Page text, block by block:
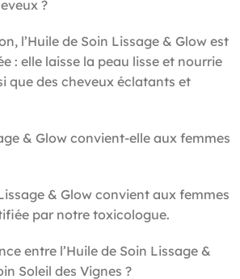
?
l’Huile de Soin Lissage & Glow est
: elle laisse la peau lisse et nourrie
que des cheveux éclatants et
& Glow convient-elle aux femmes
& Glow convient aux femmes
par notre toxicologue.
entre l’Huile de Soin Lissage &
Soleil des Vignes ?